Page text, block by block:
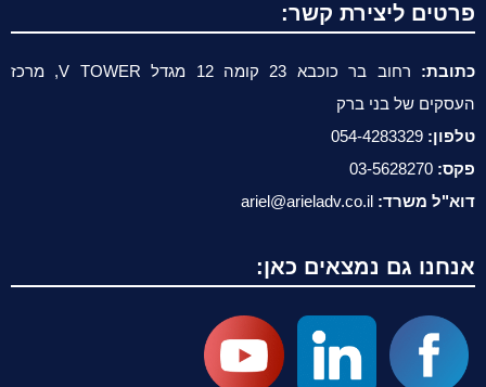
פרטים ליצירת קשר:
כתובת:
רחוב בר כוכבא 23 קומה 12 מגדל V TOWER, מרכז
העסקים של בני ברק
טלפון: 054-4283329
פקס: 03-5628270
דוא"ל משרד: ariel@arieladv.co.il
אנחנו גם נמצאים כאן: